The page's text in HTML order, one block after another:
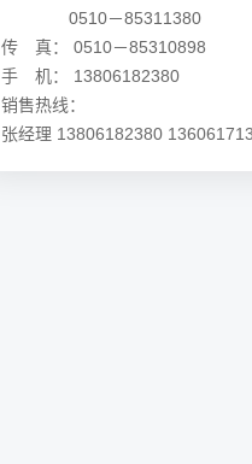
0510－85311380
传 真： 0510－85310898
手 机： 13806182380
销售热线：
张经理 13806182380